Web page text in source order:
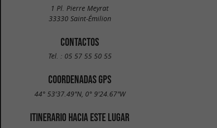
1 Pl. Pierre Meyrat
33330 Saint-Émilion
CONTACTOS
Tel. : 05 57 55 50 55
COORDENADAS GPS
44° 53'37.49"N, 0° 9'24.67"W
ITINERARIO HACIA ESTE LUGAR